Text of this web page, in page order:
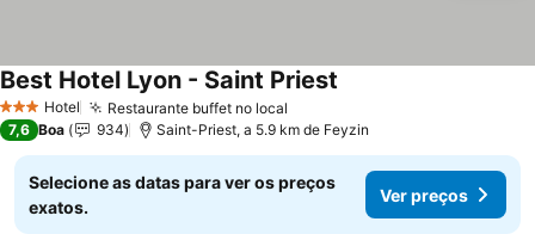
3 EstrelasHotel Restaurante buffet no local
Best Hotel Lyon - Saint Priest
7,6 Boa 934 Saint-Priest, a 5.9 km de Feyzin
Selecione as datas para ver os preços
exatos.
Ver preços